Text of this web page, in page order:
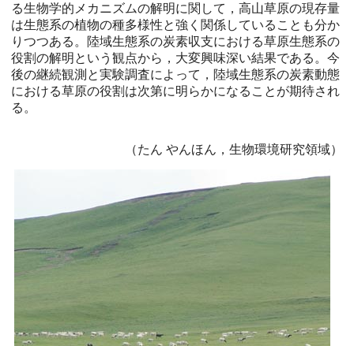
る生物学的メカニズムの解明に関して，高山草原の現存量
は生態系の植物の種多様性と強く関係していることも分か
りつつある。陸域生態系の炭素収支における草原生態系の
役割の解明という観点から，大変興味深い結果である。今
後の継続観測と実験調査によって，陸域生態系の炭素動態
における草原の役割は次第に明らかになることが期待され
る。
（たん やんほん，生物環境研究領域）